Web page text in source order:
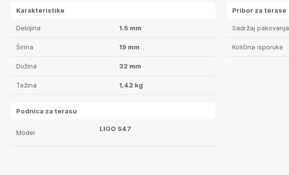
Karakteristike
Debljina 1.5 mm
Širina 19 mm
Dužina 32 mm
Težina 1,42 kg
Podnica za terasu
Model LIGO S47
Pribor za terase
Sadržaj pakovanja
Količina isporuke